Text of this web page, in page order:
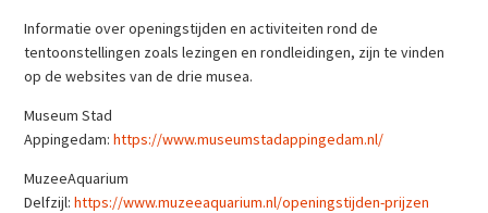
Informatie over openingstijden en activiteiten rond de
tentoonstellingen zoals lezingen en rondleidingen, zijn te vinden
op de websites van de drie musea.
Museum Stad
Appingedam:https://www.museumstadappingedam.nl/
MuzeeAquarium
Delfzijl:https://www.muzeeaquarium.nl/openingstijden-prijzen